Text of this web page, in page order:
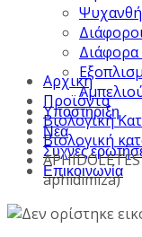
Ψυχανθή
Διάφορα
Υποστήριξη
Νέα
Συχνές
Επικοινωνία
Αρχική
Προϊόντα
Βιολογική
Βιολογική
aphidimiza)